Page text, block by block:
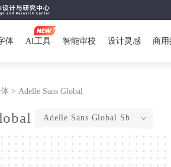
体 AI工具 智能审校 设计灵感 商用
> Adelle Sans Global
Adelle Sans Global Sb